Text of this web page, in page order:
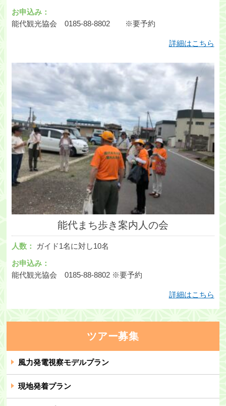
ツアー募集
風力発電視察モデルプラン
現地発着プラン
お申込み：
能代観光協会 0185-88-8802 ※要予約
詳細はこちら
能代まち歩き案内人の会
人数：
ガイド1名に対し10名
お申込み：
能代観光協会 0185-88-8802 ※要予約
詳細はこちら